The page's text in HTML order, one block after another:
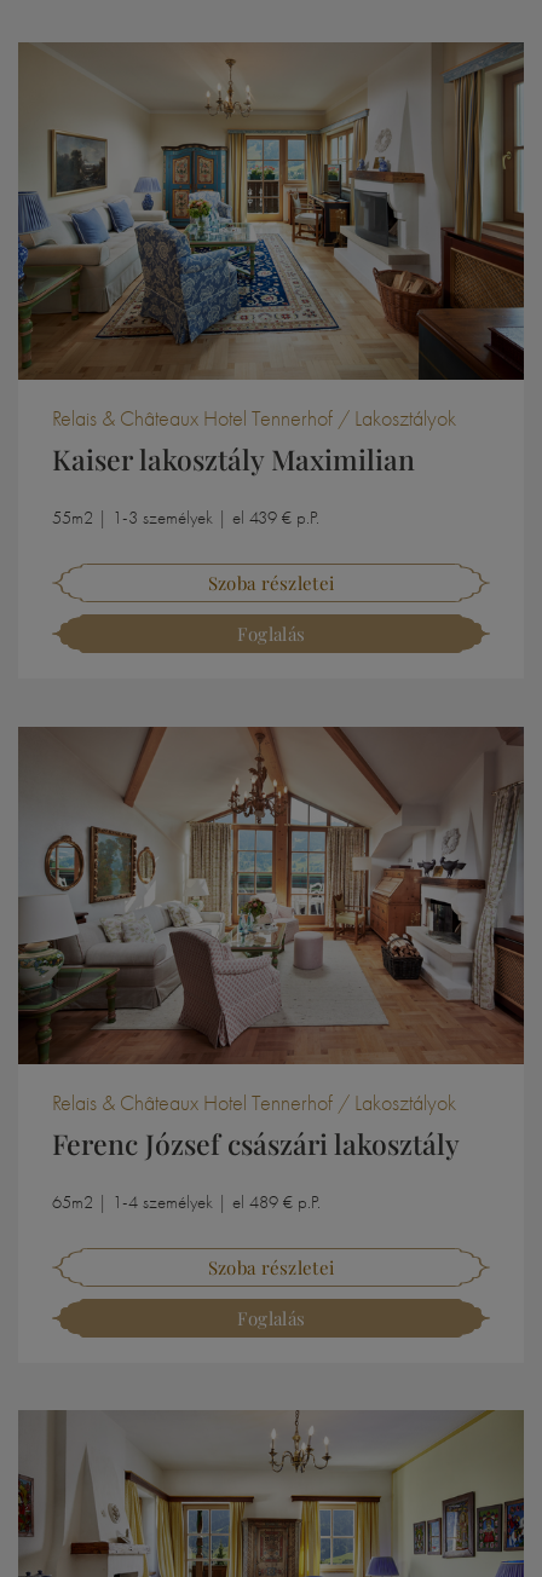
Relais & Châteaux Hotel Tennerhof / Lakosztályok
Kaiser lakosztály Maximilian
55m2 | 1-3 személyek | el 439 € p.P.
Szoba részletei
Foglalás
Relais & Châteaux Hotel Tennerhof / Lakosztályok
Ferenc József császári lakosztály
65m2 | 1-4 személyek | el 489 € p.P.
Szoba részletei
Foglalás